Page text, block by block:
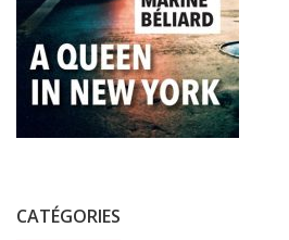
CATÉGORIES